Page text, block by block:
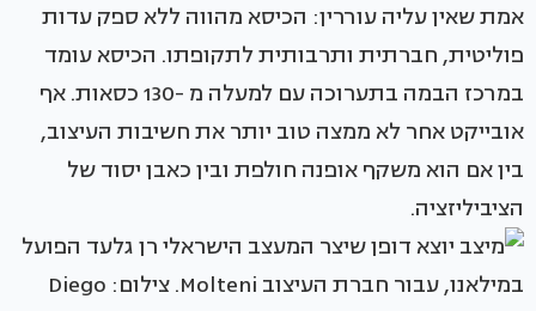
אמת שאין עליה עוררין: הכיסא מהווה ללא ספק עדות
פוליטית, חברתית ותרבותית לתקופתו. הכיסא עומד
במרכז הבמה בתערוכה עם למעלה מ -130 כסאות. אף
אובייקט אחר לא ממצה טוב יותר את חשיבות העיצוב,
בין אם הוא משקף אופנה חולפת ובין כאבן יסוד של
הציביליזציה.